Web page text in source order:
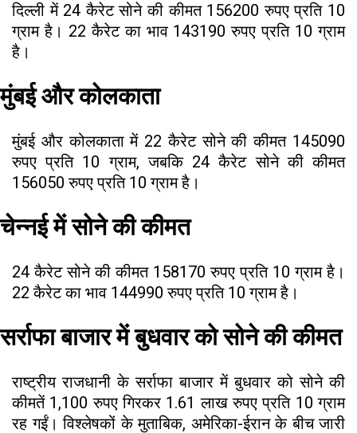
दिल्ली में 24 कैरेट सोने की कीमत 156200 रुपए प्रति 10
ग्राम है। 22 कैरेट का भाव 143190 रुपए प्रति 10 ग्राम
है।
मुंबई और कोलकाता
मुंबई और कोलकाता में 22 कैरेट सोने की कीमत 145090
रुपए प्रति 10 ग्राम, जबकि 24 कैरेट सोने की कीमत
156050 रुपए प्रति 10 ग्राम है।
चेन्नई में सोने की कीमत
24 कैरेट सोने की कीमत 158170 रुपए प्रति 10 ग्राम है।
22 कैरेट का भाव 144990 रुपए प्रति 10 ग्राम है।
सर्राफा बाजार में बुधवार को सोने की कीमत
राष्ट्रीय राजधानी के सर्राफा बाजार में बुधवार को सोने की
कीमतें 1,100 रुपए गिरकर 1.61 लाख रुपए प्रति 10 ग्राम
रह गईं। विश्लेषकों के मुताबिक, अमेरिका-ईरान के बीच जारी